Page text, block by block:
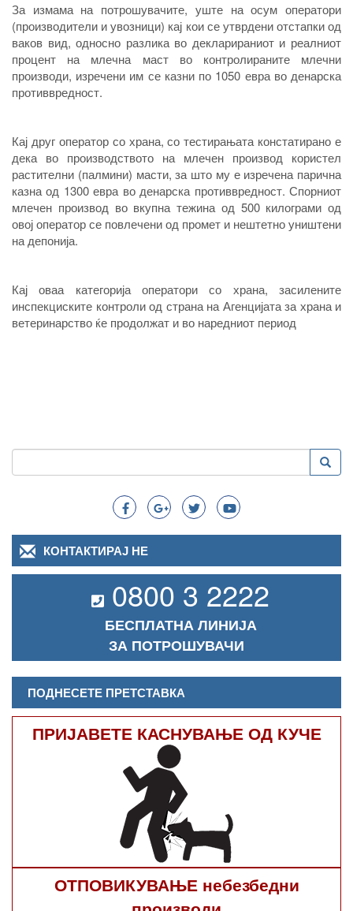
За измама на потрошувачите, уште на осум оператори
(производители и увозници) кај кои се утврдени отстапки од
ваков вид, односно разлика во декларираниот и реалниот
процент на млечна маст во контролираните млечни
производи, изречени им се казни по 1050 евра во денарска
противвредност.
Кај друг оператор со храна, со тестирањата констатирано е
дека во производството на млечен производ користел
растителни (палмини) масти, за што му е изречена парична
казна од 1300 евра во денарска противвредност. Спорниот
млечен производ во вкупна тежина од 500 килограми од
овој оператор се повлечени од промет и нештетно уништени
на депонија.
Кај оваа категорија оператори со храна, засилените
инспекциските контроли од страна на Агенцијата за храна и
ветеринарство ќе продолжат и во наредниот период
Search
Пребарување
КОНТАКТИРАЈ НЕ
0800 3 2222
БЕСПЛАТНА ЛИНИЈА
ЗА ПОТРОШУВАЧИ
ПОДНЕСЕТЕ ПРЕТСТАВКА
ПРИЈАВЕТЕ КАСНУВАЊЕ ОД КУЧЕ
ОТПОВИКУВАЊЕ небезбедни